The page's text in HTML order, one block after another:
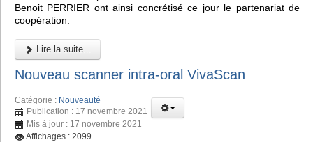
Benoit PERRIER ont ainsi concrétisé ce jour le partenariat de
coopération.
Lire la suite...
Nouveau scanner intra-oral VivaScan
Catégorie : Nouveauté
Publication : 17 novembre 2021
Mis à jour : 17 novembre 2021
Affichages : 2099